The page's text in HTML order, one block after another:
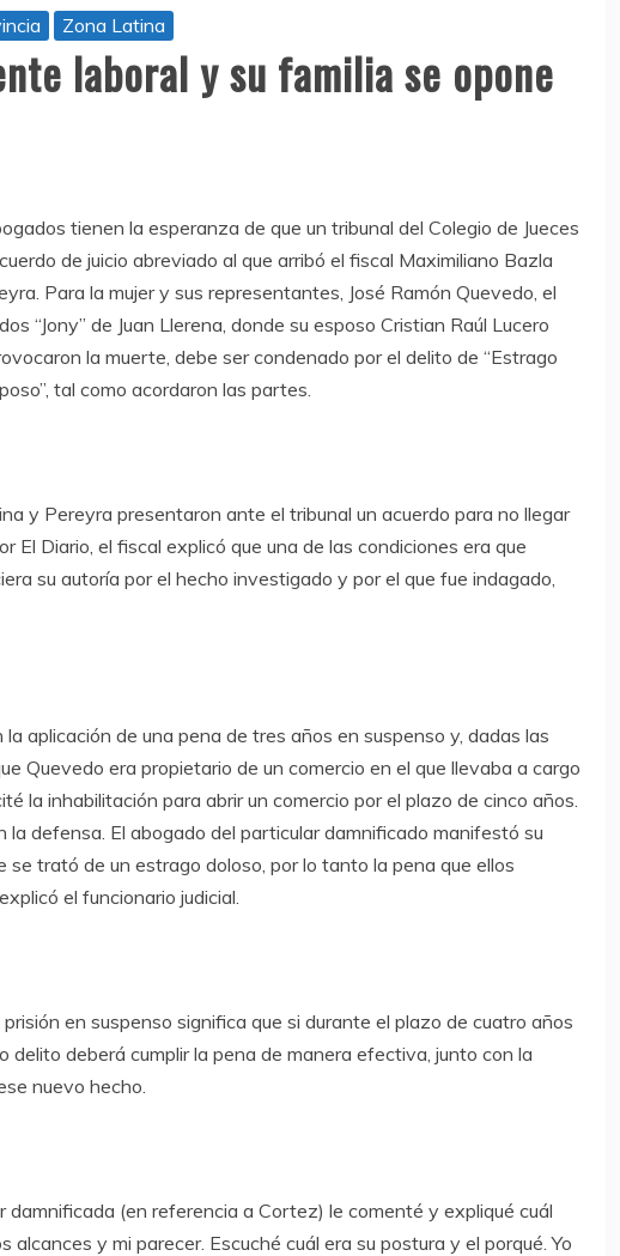
Zona Latina
laboral y su familia se opone
tienen la esperanza de que un tribunal del Colegio de Jueces
de juicio abreviado al que arribó el fiscal Maximiliano Bazla
Para la mujer y sus representantes, José Ramón Quevedo, el
“Jony” de Juan Llerena, donde su esposo Cristian Raúl Lucero
la muerte, debe ser condenado por el delito de “Estrago
tal como acordaron las partes.
y Pereyra presentaron ante el tribunal un acuerdo para no llegar
El Diario, el fiscal explicó que una de las condiciones era que
su autoría por el hecho investigado y por el que fue indagado,
aplicación de una pena de tres años en suspenso y, dadas las
Quevedo era propietario de un comercio en el que llevaba a cargo
la inhabilitación para abrir un comercio por el plazo de cinco años.
la defensa. El abogado del particular damnificado manifestó su
se trató de un estrago doloso, por lo tanto la pena que ellos
el funcionario judicial.
en suspenso significa que si durante el plazo de cuatro años
delito deberá cumplir la pena de manera efectiva, junto con la
nuevo hecho.
damnificada (en referencia a Cortez) le comenté y expliqué cuál
alcances y mi parecer. Escuché cuál era su postura y el porqué. Yo